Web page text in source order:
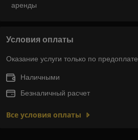
аренды
Условия оплаты
Оказание услуги только по предоплате.
Наличными
Безналичный расчет
Все условия оплаты